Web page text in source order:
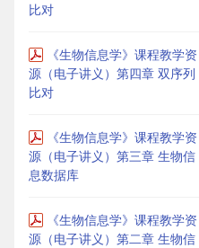
比对
《生物信息学》课程教学资
源（电子讲义）第四章 双序列
比对
《生物信息学》课程教学资
源（电子讲义）第三章 生物信
息数据库
《生物信息学》课程教学资
源（电子讲义）第二章 生物信